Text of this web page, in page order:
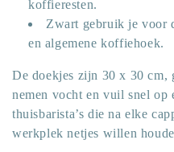
koffieresten.
Zwart gebruik je voor
en algemene koffiehoek.
De doekjes zijn 30 x 30 cm,
nemen vocht en vuil snel op
thuisbarista’s die na elke
werkplek netjes willen